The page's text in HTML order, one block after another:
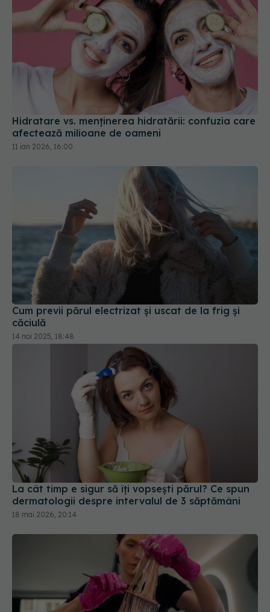
Hidratare vs. menținerea hidratării: confuzia care
afectează milioane de oameni
11 ian 2026, 16:00
Cum previi părul electrizat și uscat de la frig și
căciulă
14 noi 2025, 18:48
La cât timp e sigur să îți vopsești părul? Ce spun
dermatologii despre intervalul de 3 săptămâni
18 mai 2026, 20:14